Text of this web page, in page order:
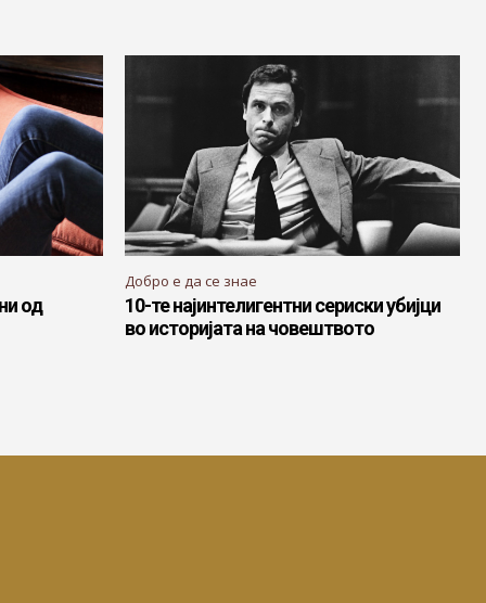
од
Добро е да се знае
10-те најинтелигентни сериски убијци
во историјата на човештвото